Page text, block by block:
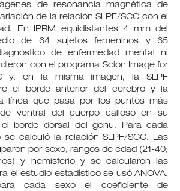
de resonancia magnética de
de la relación SLPF/SCC con el
En IPRM equidistantes 4 mm del
de 64 sujetos femeninos y 65
de enfermedad mental ni
con el programa Scion Image for
y, en la misma imagen, la SLPF
el borde anterior del cerebro y la
línea que pasa por los puntos más
ventral del cuerpo calloso en su
borde dorsal del genu. Para cada
se calculó la relación SLPF/SCC. Las
por sexo, rangos de edad (21-40;
y hemisferio y se calcularon las
el estudio estadístico se usó ANOVA.
cada sexo el coeficiente de